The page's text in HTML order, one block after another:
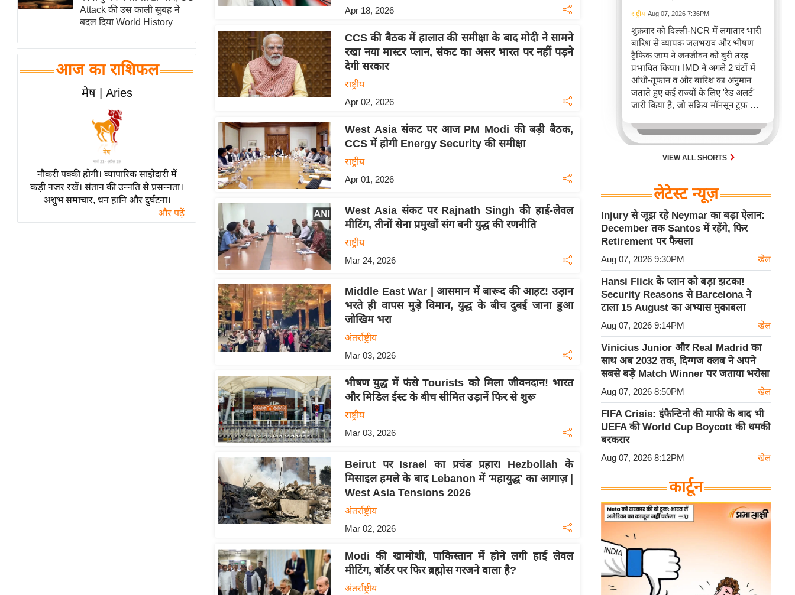
न्यूज ब्रीफ
बॉलीवुड
हॉलीवुड
फिल्म समीक्षा
लाइफस्टाइल
टेक्नॉलॉजी
ब्यूटी/फैशन
घरेलू नुस्खे
Attack की उस काली सुबह ने
बदल दिया World History
आज का राशिफल
मेष | Aries
नौकरी पक्की होगी। व्यापारिक साझेदारी में
कड़ी नजर रखें। संतान की उन्नति से प्रसन्नता।
अशुभ समाचार, धन हानि और दुर्घटना।
और पढ़ें
Apr 18, 2026
CCS की बैठक में हालात की समीक्षा के बाद मोदी ने सामने
रखा नया मास्टर प्लान, संकट का असर भारत पर नहीं पड़ने
देगी सरकार
राष्ट्रीय
Apr 02, 2026
West Asia संकट पर आज PM Modi की बड़ी बैठक,
CCS में होगी Energy Security की समीक्षा
राष्ट्रीय
Apr 01, 2026
West Asia संकट पर Rajnath Singh की हाई-लेवल
मीटिंग, तीनों सेना प्रमुखों संग बनी युद्ध की रणनीति
राष्ट्रीय
Mar 24, 2026
Middle East War | आसमान में बारूद की आहट! उड़ान
भरते ही वापस मुड़े विमान, युद्ध के बीच दुबई जाना हुआ
जोखिम भरा
अंतर्राष्ट्रीय
Mar 03, 2026
भीषण युद्ध में फंसे Tourists को मिला जीवनदान! भारत
और मिडिल ईस्ट के बीच सीमित उड़ानें फिर से शुरू
राष्ट्रीय
Mar 03, 2026
Beirut पर Israel का प्रचंड प्रहार! Hezbollah के
मिसाइल हमले के बाद Lebanon में 'महायुद्ध' का आगाज़ |
West Asia Tensions 2026
अंतर्राष्ट्रीय
Mar 02, 2026
Modi की खामोशी, पाकिस्तान में होने लगी हाई लेवल
मीटिंग, बॉर्डर पर फिर ब्रह्मोस गरजने वाला है?
अंतर्राष्ट्रीय
राष्ट्रीय Aug 07, 2026 7:36PM
शुक्रवार को दिल्ली-NCR में लगातार भारी
बारिश से व्यापक जलभराव और भीषण
ट्रैफिक जाम ने जनजीवन को बुरी तरह
प्रभावित किया। IMD ने अगले 2 घंटों में
आंधी-तूफान व और बारिश का अनुमान
जताते हुए कई राज्यों के लिए 'रेड अलर्ट'
जारी किया है, जो सक्रिय मॉनसून ट्रफ़ और
जिससे यातायात बाधित होने के साथ-साथ
सफदरजंग अस्पताल में भी जलभराव की
स्थिति बनी।VIEW ALL SHORTS
लेटेस्ट न्यूज़
Injury से जूझ रहे Neymar का बड़ा ऐलान:
December तक Santos में रहेंगे, फिर
Retirement पर फैसला
Aug 07, 2026 9:30PM खेल
Hansi Flick के प्लान को बड़ा झटका!
Security Reasons से Barcelona ने
टाला 15 August का अभ्यास मुकाबला
Aug 07, 2026 9:14PM खेल
Vinicius Junior और Real Madrid का
साथ अब 2032 तक, दिग्गज क्लब ने अपने
सबसे बड़े Match Winner पर जताया भरोसा
Aug 07, 2026 8:50PM खेल
FIFA Crisis: इंफैन्टिनो की माफी के बाद भी
UEFA की World Cup Boycott की धमकी
बरकरार
Aug 07, 2026 8:12PM खेल
कार्टून